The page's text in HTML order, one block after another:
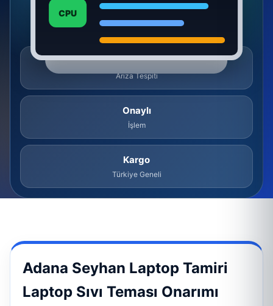
CPU
Ücretsiz
Arıza Tespiti
Onaylı
İşlem
Kargo
Türkiye Geneli
Adana Seyhan Laptop Tamiri
Laptop Sıvı Teması Onarımı